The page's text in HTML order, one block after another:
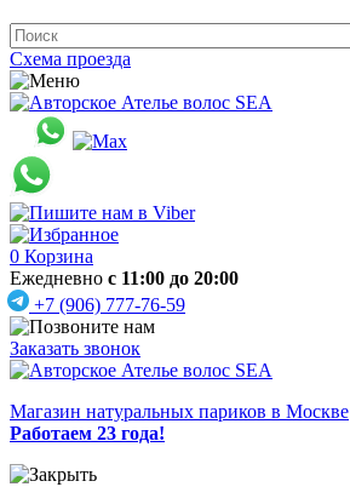
Схема проезда
0 Корзина
Ежедневно с 11:00 до 20:00
+7 (906) 777-76-59
Заказать звонок
Магазин натуральных париков в Москве
Работаем 23 года!